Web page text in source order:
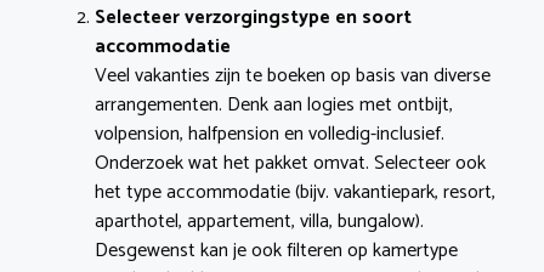
Selecteer verzorgingstype en soort
accommodatie
Veel vakanties zijn te boeken op basis van diverse
arrangementen. Denk aan logies met ontbijt,
volpension, halfpension en volledig-inclusief.
Onderzoek wat het pakket omvat. Selecteer ook
het type accommodatie (bijv. vakantiepark, resort,
aparthotel, appartement, villa, bungalow).
Desgewenst kan je ook filteren op kamertype